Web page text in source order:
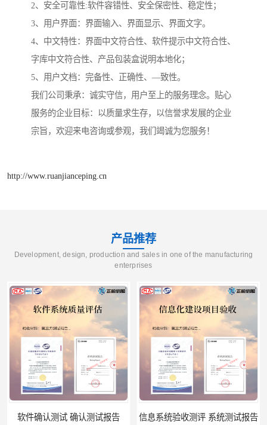
2、安全可靠性:软件容错性、安全保密性、稳定性；
3、用户界面：界面输入、界面显示、界面文字。
4、中文特性：界面中文符合性、软件提示中文符合性、
字库中文符合性、产品包装盒说明本地化；
5、用户文档：完备性、正确性、—致性。
我们公司秉承：诚实守信，用户至上的服务理念。贴心
服务的企业目标：以质量求生存，以信誉求发展的企业
宗旨，欢迎来电咨询或参观，我们竭诚为您服务！
http://www.ruanjianceping.cn
产品推荐
Development, design, production and sales in one of the manufacturing
enterprises
软件确认测试 确认测试报告 信息系统验收测评 系统测试报告